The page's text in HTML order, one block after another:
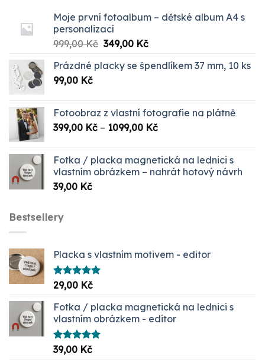
Moje první fotoalbum – dětské album A4 s
personalizací
999,00Kč Původní
byla:
349,00 KčAktuální
je:
Prázdné placky se špendlíkem 37 mm, 10 ks
99,00 Kč
Fotoobraz z vlastní fotografie na plátně
399,00 Kč – 1099,00 KčRozpětí
až
1099,00 Kč
Fotka / placka magnetická na lednici s
vlastním obrázkem – nahrát hotový návrh
39,00 Kč
Bestsellery
Placka s vlastním motivem - editor
Hodnocení
5.00
29,00 Kč
Fotka / placka magnetická na lednici s
vlastním obrázkem - editor
Hodnocení
5.00
39,00 Kč